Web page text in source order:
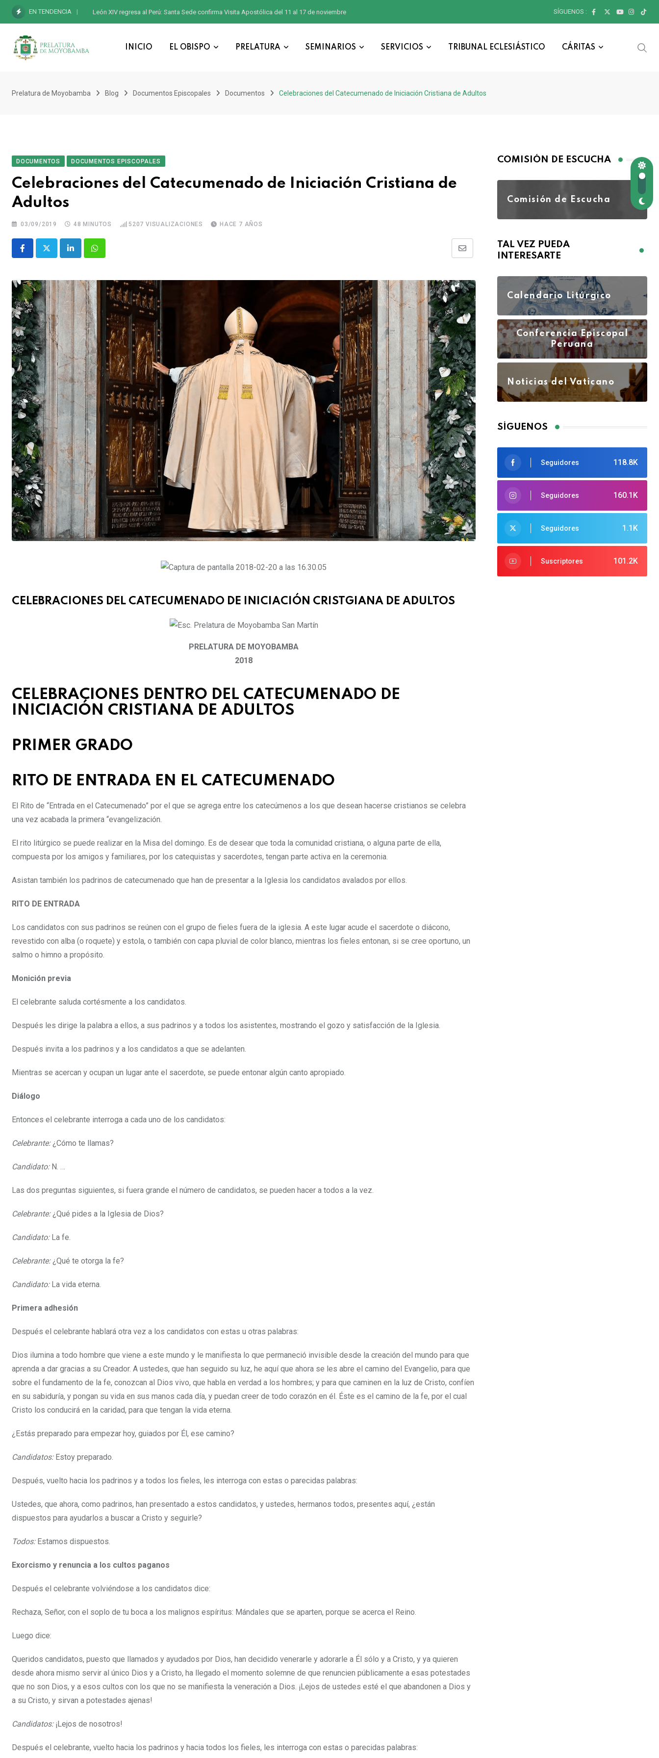
EN TENDENCIA León XIV regresa al Perú: Santa Sede confirma Visita Apostólica del 11 al 17 de noviembre SÍGUENOS :
INICIO EL OBISPO PRELATURA SEMINARIOS SERVICIOS TRIBUNAL ECLESIÁSTICO CÁRITAS
Prelatura de Moyobamba Blog Documentos Episcopales Documentos Celebraciones del Catecumenado de Iniciación Cristiana de Adultos
DOCUMENTOS DOCUMENTOS EPISCOPALES
Celebraciones del Catecumenado de Iniciación Cristiana de
Adultos
03/09/2019 48 MINUTOS 5207 VISUALIZACIONES HACE 7 AÑOS
CELEBRACIONES DEL CATECUMENADO DE INICIACIÓN CRISTGIANA DE ADULTOS
PRELATURA DE MOYOBAMBA
2018
CELEBRACIONES DENTRO DEL CATECUMENADO DE
INICIACIÓN CRISTIANA DE ADULTOS
PRIMER GRADO
RITO DE ENTRADA EN EL CATECUMENADO
El Rito de “Entrada en el Catecumenado” por el que se agrega entre los catecúmenos a los que desean hacerse cristianos se celebra
una vez acabada la primera “evangelización.
El rito litúrgico se puede realizar en la Misa del domingo. Es de desear que toda la comunidad cristiana, o alguna parte de ella,
compuesta por los amigos y familiares, por los catequistas y sacerdotes, tengan parte activa en la ceremonia.
Asistan también los padrinos de catecumenado que han de presentar a la Iglesia los candidatos avalados por ellos.
RITO DE ENTRADA
Los candidatos con sus padrinos se reúnen con el grupo de fieles fuera de la iglesia. A este lugar acude el sacerdote o diácono,
revestido con alba (o roquete) y estola, o también con capa pluvial de color blanco, mientras los fieles entonan, si se cree oportuno, un
salmo o himno a propósito.
Monición previa
El celebrante saluda cortésmente a los candidatos.
Después les dirige la palabra a ellos, a sus padrinos y a todos los asistentes, mostrando el gozo y satisfacción de la Iglesia.
Después invita a los padrinos y a los candidatos a que se adelanten.
Mientras se acercan y ocupan un lugar ante el sacerdote, se puede entonar algún canto apropiado.
Diálogo
Entonces el celebrante interroga a cada uno de los candidatos:
Celebrante: ¿Cómo te llamas?
Candidato: N. …
Las dos preguntas siguientes, si fuera grande el número de candidatos, se pueden hacer a todos a la vez.
Celebrante: ¿Qué pides a la Iglesia de Dios?
Candidato: La fe.
Celebrante: ¿Qué te otorga la fe?
Candidato: La vida eterna.
Primera adhesión
Después el celebrante hablará otra vez a los candidatos con estas u otras palabras:
Dios ilumina a todo hombre que viene a este mundo y le manifiesta lo que permaneció invisible desde la creación del mundo para que
aprenda a dar gracias a su Creador. A ustedes, que han seguido su luz, he aquí que ahora se les abre el camino del Evangelio, para que
sobre el fundamento de la fe, conozcan al Dios vivo, que habla en verdad a los hombres; y para que caminen en la luz de Cristo, confíen
en su sabiduría, y pongan su vida en sus manos cada día, y puedan creer de todo corazón en él. Éste es el camino de la fe, por el cual
Cristo los conducirá en la caridad, para que tengan la vida eterna.
¿Estás preparado para empezar hoy, guiados por Él, ese camino?
Candidatos: Estoy preparado.
Después, vuelto hacia los padrinos y a todos los fieles, les interroga con estas o parecidas palabras:
Ustedes, que ahora, como padrinos, han presentado a estos candidatos, y ustedes, hermanos todos, presentes aquí, ¿están
dispuestos para ayudarlos a buscar a Cristo y seguirle?
Todos: Estamos dispuestos.
Exorcismo y renuncia a los cultos paganos
Después el celebrante volviéndose a los candidatos dice:
Rechaza, Señor, con el soplo de tu boca a los malignos espíritus: Mándales que se aparten, porque se acerca el Reino.
Luego dice:
Queridos candidatos, puesto que llamados y ayudados por Dios, han decidido venerarle y adorarle a Él sólo y a Cristo, y ya quieren
desde ahora mismo servir al único Dios y a Cristo, ha llegado el momento solemne de que renuncien públicamente a esas potestades
que no son Dios, y a esos cultos con los que no se manifiesta la veneración a Dios. ¡Lejos de ustedes esté el que abandonen a Dios y
a su Cristo, y sirvan a potestades ajenas!
Candidatos: ¡Lejos de nosotros!
Después el celebrante, vuelto hacia los padrinos y hacia todos los fieles, les interroga con estas o parecidas palabras:
COMISIÓN DE ESCUCHA
Comisión de Escucha
TAL VEZ PUEDA
INTERESARTE
Calendario Litúrgico
Conferencia Episcopal
Peruana
Noticias del Vaticano
SÍGUENOS
118.8K
Seguidores
160.1K
Seguidores
1.1K
Seguidores
101.2K
Suscriptores